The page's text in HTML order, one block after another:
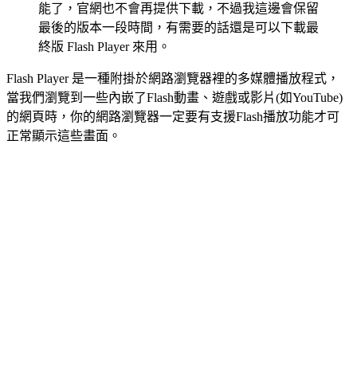
能了，官網也不會再提供下載，不過我這邊會保留
最後的版本一段時間，有需要的話還是可以下載最
終版 Flash Player 來用。
Flash Player 是一種附掛於網路瀏覽器裡的多媒體播放程式，
當我們瀏覽到一些內嵌了Flash動畫、遊戲或影片(如YouTube)
的網頁時，你的網路瀏覽器一定要有支援Flash播放功能才可
正常顯示這些畫面。